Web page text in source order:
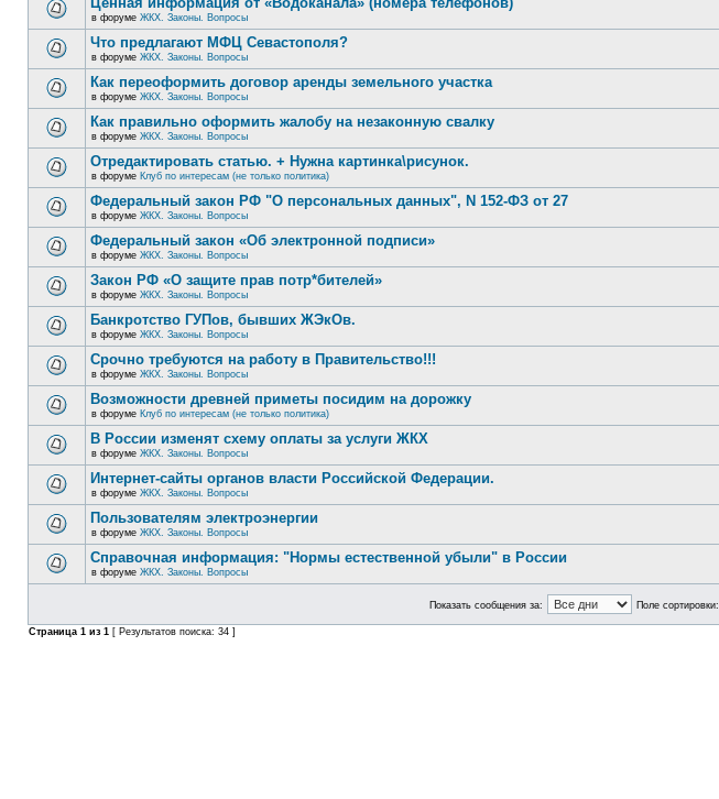
в форуме ЖКХ. Законы. Вопросы
Что предлагают МФЦ Севастополя?
в форуме ЖКХ. Законы. Вопросы
Как переоформить договор аренды земельного участка
в форуме ЖКХ. Законы. Вопросы
Как правильно оформить жалобу на незаконную свалку
в форуме ЖКХ. Законы. Вопросы
Отредактировать статью. + Нужна картинка\рисунок.
в форуме Клуб по интересам (не только политика)
Федеральный закон РФ "О персональных данных", N 152-ФЗ от 27
в форуме ЖКХ. Законы. Вопросы
Федеральный закон «Об электронной подписи»
в форуме ЖКХ. Законы. Вопросы
Закон РФ «О защите прав потр*бителей»
в форуме ЖКХ. Законы. Вопросы
Банкротство ГУПов, бывших ЖЭкОв.
в форуме ЖКХ. Законы. Вопросы
Срочно требуются на работу в Правительство!!!
в форуме ЖКХ. Законы. Вопросы
Возможности древней приметы посидим на дорожку
в форуме Клуб по интересам (не только политика)
В России изменят схему оплаты за услуги ЖКХ
в форуме ЖКХ. Законы. Вопросы
Интернет-сайты органов власти Российской Федерации.
в форуме ЖКХ. Законы. Вопросы
Пользователям электроэнергии
в форуме ЖКХ. Законы. Вопросы
Справочная информация: "Нормы естественной убыли" в России
в форуме ЖКХ. Законы. Вопросы
Показать сообщения за: Поле сортировки:
Страница 1 из 1 [ Результатов поиска: 34 ]